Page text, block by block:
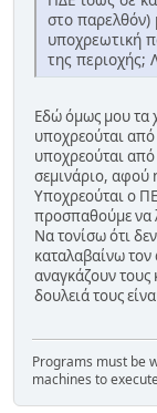
στο παρελθόν)
υποχρεωτική
της
Εδώ όμως μου τα
υποχρεούται από
υποχρεούται
σεμινάριο, αφού
Υποχρεούται ο
προσπαθούμε να
Να τονίσω ότι
καταλαβαίνω
αναγκάζουν τους
δουλειά τους
Programs must be
machines to